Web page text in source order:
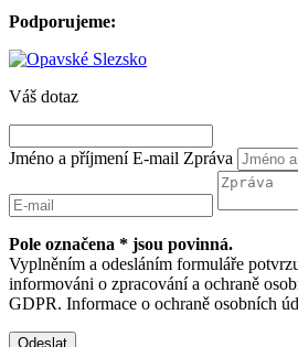
Podporujeme:
Váš dotaz
Jméno a příjmení E-mail Zpráva
Pole označena * jsou povinná.
Vyplněním a odesláním formuláře
informováni o zpracování a ochraně
GDPR. Informace o ochraně osobních
Odeslat